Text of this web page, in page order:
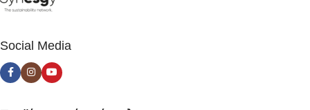
Social Media